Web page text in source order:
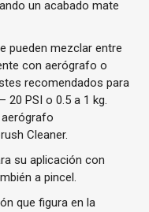
un acabado mate
pueden mezclar entre
con aerógrafo o
recomendados para
20 PSI o 0.5 a 1 kg.
Cleaner.
su aplicación con
a pincel.
que figura en la